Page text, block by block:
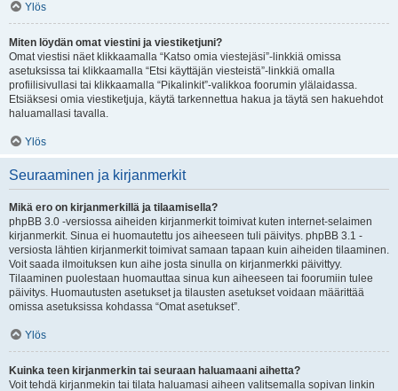
Ylös
Miten löydän omat viestini ja viestiketjuni?
Omat viestisi näet klikkaamalla “Katso omia viestejäsi”-linkkiä omissa
asetuksissa tai klikkaamalla “Etsi käyttäjän viesteistä”-linkkiä omalla
profiilisivullasi tai klikkaamalla “Pikalinkit”-valikkoa foorumin ylälaidassa.
Etsiäksesi omia viestiketjuja, käytä tarkennettua hakua ja täytä sen hakuehdot
haluamallasi tavalla.
Ylös
Seuraaminen ja kirjanmerkit
Mikä ero on kirjanmerkillä ja tilaamisella?
phpBB 3.0 -versiossa aiheiden kirjanmerkit toimivat kuten internet-selaimen
kirjanmerkit. Sinua ei huomautettu jos aiheeseen tuli päivitys. phpBB 3.1 -
versiosta lähtien kirjanmerkit toimivat samaan tapaan kuin aiheiden tilaaminen.
Voit saada ilmoituksen kun aihe josta sinulla on kirjanmerkki päivittyy.
Tilaaminen puolestaan huomauttaa sinua kun aiheeseen tai foorumiin tulee
päivitys. Huomautusten asetukset ja tilausten asetukset voidaan määrittää
omissa asetuksissa kohdassa “Omat asetukset”.
Ylös
Kuinka teen kirjanmerkin tai seuraan haluamaani aihetta?
Voit tehdä kirjanmekin tai tilata haluamasi aiheen valitsemalla sopivan linkin